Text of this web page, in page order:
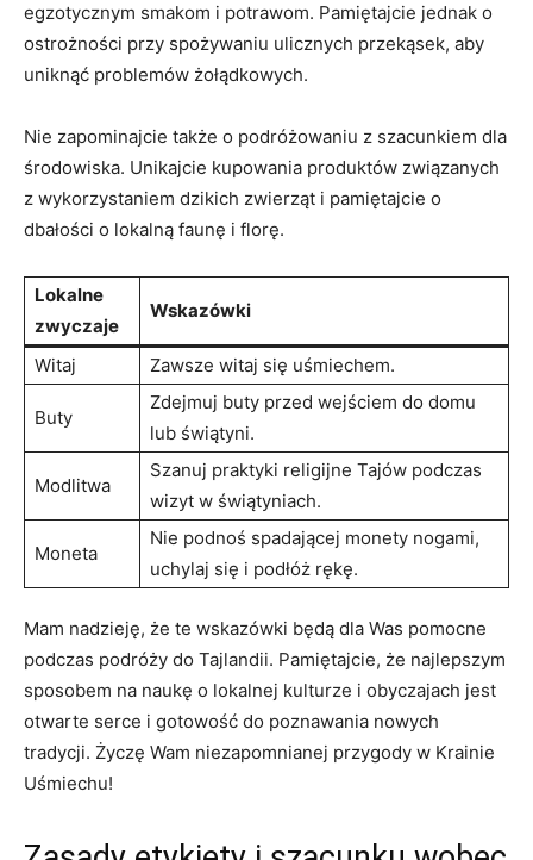
egzotycznym smakom i potrawom. Pamiętajcie ⁣jednak o
ostrożności przy spożywaniu ulicznych przekąsek, aby
uniknąć problemów żołądkowych.
Nie zapominajcie także o ⁣podróżowaniu z szacunkiem dla
​środowiska. Unikajcie‍ kupowania produktów związanych‍
z ‌wykorzystaniem dzikich⁤ zwierząt i ⁤pamiętajcie o
dbałości o lokalną faunę i florę.
Lokalne
zwyczaje
Wskazówki
Witaj Zawsze ⁢witaj się​ uśmiechem.
Buty
Zdejmuj buty przed wejściem do domu
‌lub‌ świątyni.
Modlitwa
Szanuj praktyki religijne ‌Tajów podczas
wizyt w świątyniach.
Moneta
Nie podnoś spadającej monety⁢ nogami,
uchylaj się ‍i ⁢podłóż rękę.
Mam​ nadzieję, że te ⁤wskazówki będą dla Was pomocne
podczas‌ podróży do Tajlandii. Pamiętajcie, że najlepszym
sposobem ‌na naukę o lokalnej kulturze i obyczajach jest
⁤otwarte ⁣serce i gotowość‌ do‍ poznawania ​nowych
⁣tradycji. ‍Życzę‍ Wam niezapomnianej przygody w ⁢Krainie
Uśmiechu!